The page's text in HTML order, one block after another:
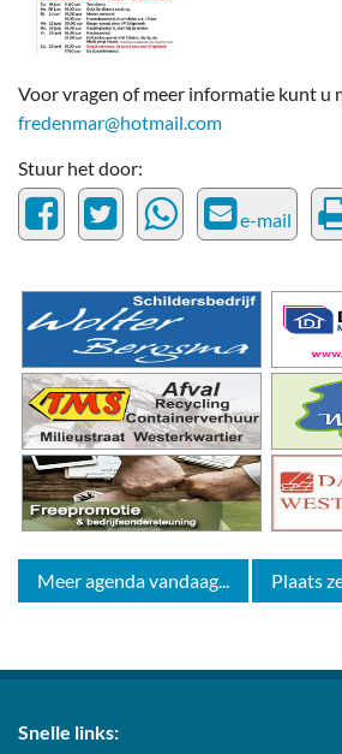
Voor vragen of meer informatie kunt u
fredenmar@hotmail.com
Stuur het door:
e-mail
Meer agenda vandaag... Plaats
Snelle links: